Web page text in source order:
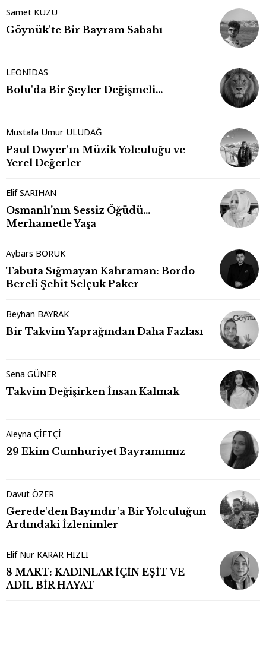
Samet KUZU
Göynük'te Bir Bayram Sabahı
LEONİDAS
Bolu'da Bir Şeyler Değişmeli…
Mustafa Umur ULUDAĞ
Paul Dwyer'ın Müzik Yolculuğu ve
Yerel Değerler
Elif SARIHAN
Osmanlı’nın Sessiz Öğüdü…
Merhametle Yaşa
Aybars BORUK
Tabuta Sığmayan Kahraman: Bordo
Bereli Şehit Selçuk Paker
Beyhan BAYRAK
Bir Takvim Yaprağından Daha Fazlası
Sena GÜNER
Takvim Değişirken İnsan Kalmak
Aleyna ÇİFTÇİ
29 Ekim Cumhuriyet Bayramımız
Davut ÖZER
Gerede'den Bayındır'a Bir Yolculuğun
Ardındaki İzlenimler
Elif Nur KARAR HIZLI
8 MART: KADINLAR İÇİN EŞİT VE
ADİL BİR HAYAT